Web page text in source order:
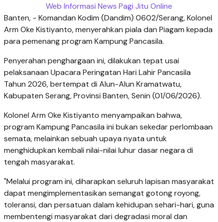
Web Informasi News Pagi Jitu Online
Banten, - Komandan Kodim (Dandim) 0602/Serang, Kolonel
Arm Oke Kistiyanto, menyerahkan piala dan Piagam kepada
para pemenang program Kampung Pancasila.
‎Penyerahan penghargaan ini, dilakukan tepat usai
pelaksanaan Upacara Peringatan Hari Lahir Pancasila
Tahun 2026, bertempat di Alun-Alun Kramatwatu,
Kabupaten Serang, Provinsi Banten, Senin (01/06/2026).
‎Kolonel Arm Oke Kistiyanto menyampaikan bahwa,
program Kampung Pancasila ini bukan sekedar perlombaan
semata, melainkan sebuah upaya nyata untuk
menghidupkan kembali nilai-nilai luhur dasar negara di
tengah masyarakat.
‎"Melalui program ini, diharapkan seluruh lapisan masyarakat
dapat mengimplementasikan semangat gotong royong,
toleransi, dan persatuan dalam kehidupan sehari-hari, guna
membentengi masyarakat dari degradasi moral dan